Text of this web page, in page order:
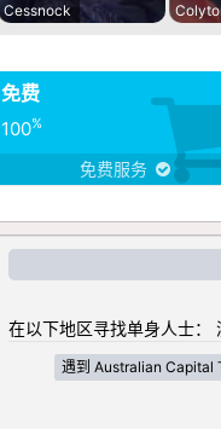
Cessnock
免费
100%
免费服务
在以下地区寻找单身人士：
遇到 Australian Capital